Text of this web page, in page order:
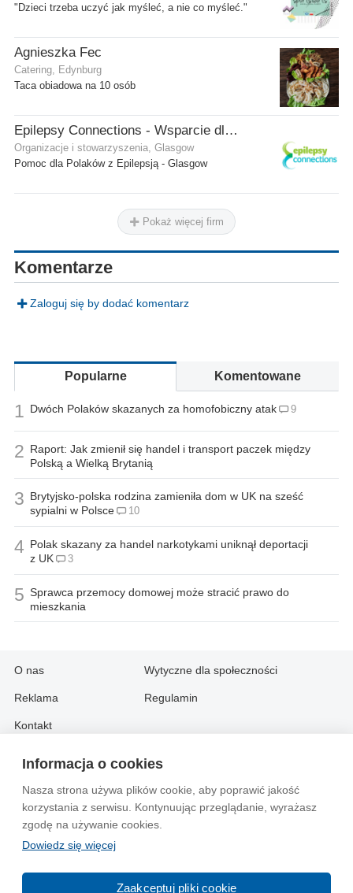
Informacja o cookies
Nasza strona używa plików cookie, aby poprawić jakość
korzystania z serwisu. Kontynuując przeglądanie, wyrażasz
zgodę na używanie cookies.
Dowiedz się więcej
Zaakceptuj pliki cookie
"Dzieci trzeba uczyć jak myśleć, a nie co myśleć."
Agnieszka Fec
Catering, Edynburg
Taca obiadowa na 10 osób
Epilepsy Connections - Wsparcie dla osób z epilepsją
Organizacje i stowarzyszenia, Glasgow
Pomoc dla Polaków z Epilepsją - Glasgow
Pokaż więcej firm
Komentarze
Zaloguj się by dodać komentarz
Popularne Komentowane
1 Dwóch Polaków skazanych za homofobiczny atak 9
2 Raport: Jak zmienił się handel i transport paczek między
Polską a Wielką Brytanią
3 Brytyjsko-polska rodzina zamieniła dom w UK na sześć
sypialni w Polsce
10
4 Polak skazany za handel narkotykami uniknął deportacji
z UK
3
5 Sprawca przemocy domowej może stracić prawo do
mieszkania
O nas
Reklama
Kontakt
Wytyczne dla społeczności
Regulamin
Information in English:
About
Advertise
Contact